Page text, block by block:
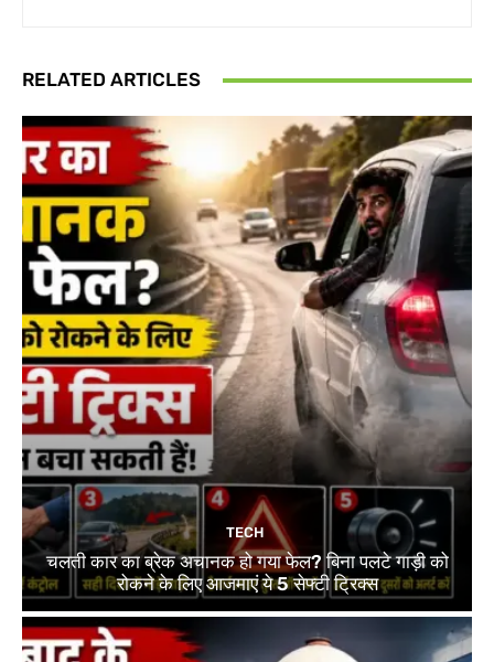
RELATED ARTICLES
TECH
चलती कार का ब्रेक अचानक हो गया फेल? बिना पलटे गाड़ी को
रोकने के लिए आजमाएं ये 5 सेफ्टी ट्रिक्स